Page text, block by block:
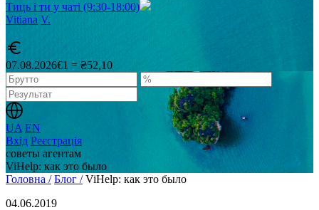
Тиць і ти у чаті (9:30-18:00)
Vitiana V.
07.08.2026€1 = ₴52,10
UA EN
Вхід Реєстрація
советы агентам
ViHelp: как это было
Головна / Блог / ViHelp: как это было
04.06.2019